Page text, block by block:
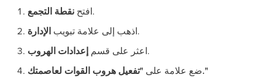
افتح نقطة التجمع
.
اذهب إلى علامة تبويب الإدارة
.
اعثر على قسم إعدادات الهروب
.
ضع علامة على"تفعيل هروب القوات لعاصمتك."